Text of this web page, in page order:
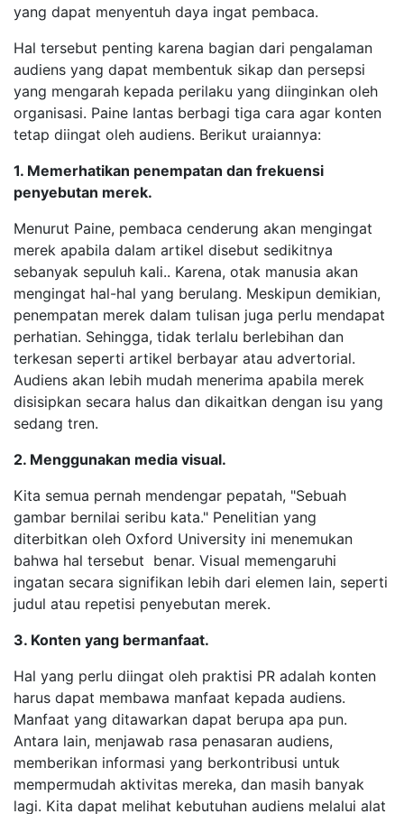
yang dapat menyentuh daya ingat pembaca.
Hal tersebut penting karena bagian dari pengalaman
audiens yang dapat membentuk sikap dan persepsi
yang mengarah kepada perilaku yang diinginkan oleh
organisasi. Paine lantas berbagi tiga cara agar konten
tetap diingat oleh audiens. Berikut uraiannya:
1. Memerhatikan penempatan dan frekuensi
penyebutan merek.
Menurut Paine, pembaca cenderung akan mengingat
merek apabila dalam artikel disebut sedikitnya
sebanyak sepuluh kali.. Karena, otak manusia akan
mengingat hal-hal yang berulang. Meskipun demikian,
penempatan merek dalam tulisan juga perlu mendapat
perhatian. Sehingga, tidak terlalu berlebihan dan
terkesan seperti artikel berbayar atau advertorial.
Audiens akan lebih mudah menerima apabila merek
disisipkan secara halus dan dikaitkan dengan isu yang
sedang tren.
2. Menggunakan media visual.
Kita semua pernah mendengar pepatah, "Sebuah
gambar bernilai seribu kata." Penelitian yang
diterbitkan oleh Oxford University ini menemukan
bahwa hal tersebut benar. Visual memengaruhi
ingatan secara signifikan lebih dari elemen lain, seperti
judul atau repetisi penyebutan merek.
3. Konten yang bermanfaat.
Hal yang perlu diingat oleh praktisi PR adalah konten
harus dapat membawa manfaat kepada audiens.
Manfaat yang ditawarkan dapat berupa apa pun.
Antara lain, menjawab rasa penasaran audiens,
memberikan informasi yang berkontribusi untuk
mempermudah aktivitas mereka, dan masih banyak
lagi. Kita dapat melihat kebutuhan audiens melalui alat